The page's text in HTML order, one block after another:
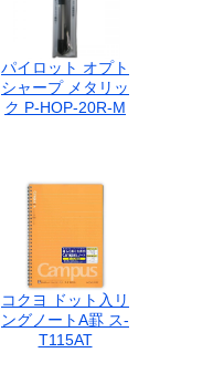
パイロット オプト
シャープ メタリッ
ク P-HOP-20R-M
コクヨ ドット入リ
ングノートA罫 ス-
T115AT